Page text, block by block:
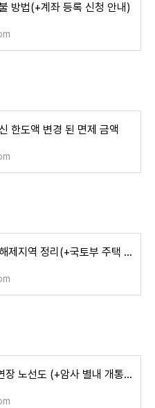
방법(+계좌 등록 신청 안내)
한도액 변경 된 면제 금액
서울 그린벨트 해제지역 정리(+국토부 주택 공급 공식 일정)
지하철 8호선 연장 노선도 (+암사 별내 개통 완료)